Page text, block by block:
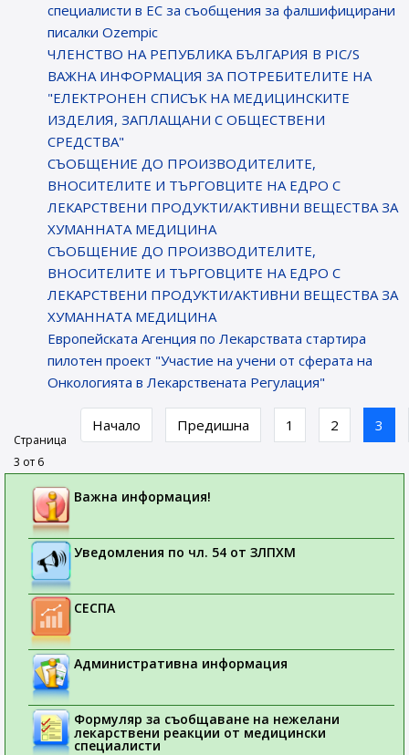
специалисти в ЕС за съобщения за фалшифицирани
писалки Ozempic
ЧЛЕНСТВО НА РЕПУБЛИКА БЪЛГАРИЯ В PIC/S
ВАЖНА ИНФОРМАЦИЯ ЗА ПОТРЕБИТЕЛИТЕ НА
"ЕЛЕКТРОНЕН СПИСЪК НА МЕДИЦИНСКИТЕ
ИЗДЕЛИЯ, ЗАПЛАЩАНИ С ОБЩЕСТВЕНИ
СРЕДСТВА"
СЪОБЩЕНИЕ ДО ПРОИЗВОДИТЕЛИТЕ,
ВНОСИТЕЛИТЕ И ТЪРГОВЦИТЕ НА ЕДРО С
ЛЕКАРСТВЕНИ ПРОДУКТИ/АКТИВНИ ВЕЩЕСТВА ЗА
ХУМАННАТА МЕДИЦИНА
СЪОБЩЕНИЕ ДО ПРОИЗВОДИТЕЛИТЕ,
ВНОСИТЕЛИТЕ И ТЪРГОВЦИТЕ НА ЕДРО С
ЛЕКАРСТВЕНИ ПРОДУКТИ/АКТИВНИ ВЕЩЕСТВА ЗА
ХУМАННАТА МЕДИЦИНА
Европейската Агенция по Лекарствата стартира
пилотен проект "Участие на учени от сферата на
Онкологията в Лекарствената Регулация"
Страница
3 от 6
Начало Предишна 1 2 3
Важна информация!
Уведомления по чл. 54 от ЗЛПХМ
СЕСПА
Административна информация
Формуляр за съобщаване на нежелани
лекарствени реакции от медицински
специалисти